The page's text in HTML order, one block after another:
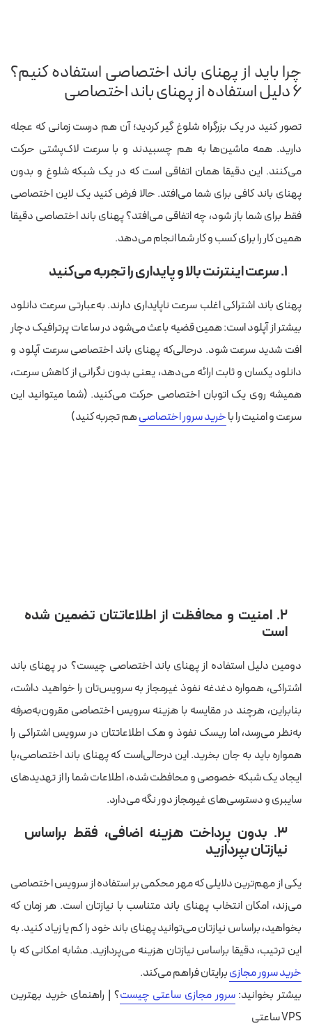
چرا باید از پهنای باند اختصاصی استفاده کنیم؟
۶ دلیل استفاده از پهنای باند اختصاصی
تصور کنید در یک بزرگراه شلوغ گیر کردید؛ آن هم درست زمانی که عجله
دارید. همه ماشین‌ها به هم چسبیدند و با سرعت لاک‌پشتی حرکت
می‌کنند. این دقیقا همان اتفاقی است که در یک شبکه شلوغ و بدون
پهنای باند کافی برای شما می‌افتد. حالا فرض کنید یک لاین اختصاصی
فقط برای شما باز شود، چه اتفاقی می‌افتد؟ پهنای باند اختصاصی دقیقا
همین کار را برای کسب و کار شما انجام می‌دهد.
۱. سرعت اینترنت بالا و پایداری را تجربه می‌کنید
پهنای باند اشتراکی اغلب سرعت ناپایداری دارند. به‌عبارتی سرعت دانلود
بیشتر از آپلود است: همین قضیه باعث می‌شود در ساعات پرترافیک دچار
افت شدید سرعت شود. درحالی‌که پهنای باند اختصاصی سرعت آپلود و
دانلود یکسان و ثابت ارائه می‌دهد، یعنی بدون نگرانی از کاهش سرعت،
همیشه روی یک اتوبان اختصاصی حرکت می‌کنید. (شما میتوانید این
سرعت و امنیت را باخرید سرور اختصاصیهم تجربه کنید)
۲. امنیت و محافظت از اطلاعاتتان تضمین شده
است
دومین دلیل استفاده از پهنای باند اختصاصی چیست؟ در پهنای باند
اشتراکی، همواره دغدغه نفوذ غیرمجاز به سرویس‌تان را خواهید داشت،
بنابراین، هرچند در مقایسه با هزینه سرویس اختصاصی مقرون‌به‌صرفه
به‌نظر می‌رسد، اما ریسک نفوذ و هک اطلاعاتتان در سرویس اشتراکی را
همواره باید به جان بخرید. این درحالی‌است که پهنای باند اختصاصی،‌با
ایجاد یک شبکه خصوصی و محافظت شده، اطلاعات شما را از تهدیدهای
سایبری و دسترسی‌های غیرمجاز دور نگه می‌دارد.
۳. بدون پرداخت هزینه اضافی، فقط براساس
نیازتان بپردازید
یکی از مهم‌ترین دلایلی که مهر محکمی بر استفاده از سرویس اختصاصی
می‌زند، امکان انتخاب پهنای باند متناسب با نیازتان است. هر زمان که
بخواهید، براساس نیازتان می‌توانید پهنای باند خود را کم یا زیاد کنید. به
این ترتیب، دقیقا براساس نیازتان هزینه می‌پردازید. مشابه امکانی که با
خرید سرور مجازیبرایتان فراهم می‌کند.
بیشتر بخوانید:‌سرور مجازی ساعتی چیست؟ | راهنمای خرید بهترین
VPS ساعتی